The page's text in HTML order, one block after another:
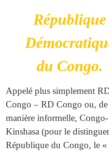
République
du Congo.
Appelé plus simplement
Congo – RD Congo ou, de
manière informelle, Congo-
Kinshasa (pour le
République du Congo, le «